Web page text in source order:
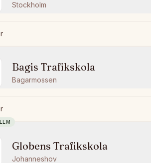
Stockholm
Bagis Trafikskola
Bagarmossen
Globens Trafikskola
Johanneshov